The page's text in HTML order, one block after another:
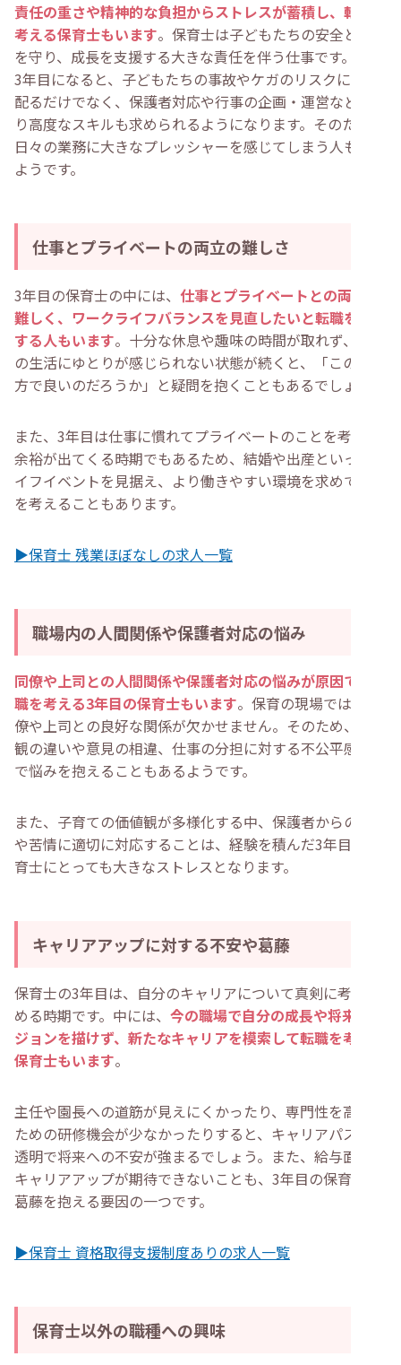
責任の重さや精神的な負担からストレスが蓄積し、転職を
考える保育士もいます。保育士は子どもたちの安全と健康
を守り、成長を支援する大きな責任を伴う仕事です。特に
3年目になると、子どもたちの事故やケガのリスクに気を
配るだけでなく、保護者対応や行事の企画・運営など、よ
り高度なスキルも求められるようになります。そのため、
日々の業務に大きなプレッシャーを感じてしまう人もいる
ようです。
仕事とプライベートの両立の難しさ
3年目の保育士の中には、 仕事とプライベートとの両立が
難しく、ワークライフバランスを見直したいと転職を検討
する人もいます。十分な休息や趣味の時間が取れず、日々
の生活にゆとりが感じられない状態が続くと、「この働き
方で良いのだろうか」と疑問を抱くこともあるでしょう。
また、3年目は仕事に慣れてプライベートのことを考える
余裕が出てくる時期でもあるため、結婚や出産といったラ
イフイベントを見据え、より働きやすい環境を求めて転職
を考えることもあります。
▶保育士 残業ほぼなしの求人一覧
職場内の人間関係や保護者対応の悩み
同僚や上司との人間関係や保護者対応の悩みが原因で、転
職を考える3年目の保育士もいます。保育の現場では、同
僚や上司との良好な関係が欠かせません。そのため、価値
観の違いや意見の相違、仕事の分担に対する不公平感など
で悩みを抱えることもあるようです。
また、子育ての価値観が多様化する中、保護者からの要求
や苦情に適切に対応することは、経験を積んだ3年目の保
育士にとっても大きなストレスとなります。
キャリアアップに対する不安や葛藤
保育士の3年目は、自分のキャリアについて真剣に考え始
める時期です。中には、 今の職場で自分の成長や将来のビ
ジョンを描けず、新たなキャリアを模索して転職を考える
保育士もいます。
主任や園長への道筋が見えにくかったり、専門性を高める
ための研修機会が少なかったりすると、キャリアパスが不
透明で将来への不安が強まるでしょう。また、給与面での
キャリアアップが期待できないことも、3年目の保育士が
葛藤を抱える要因の一つです。
▶保育士 資格取得支援制度ありの求人一覧
保育士以外の職種への興味